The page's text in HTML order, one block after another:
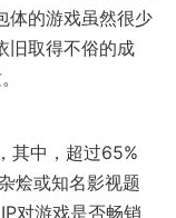
体的游戏虽然很少
旧取得不俗的成
其中，超过65%
烩或知名影视题
对游戏是否畅销